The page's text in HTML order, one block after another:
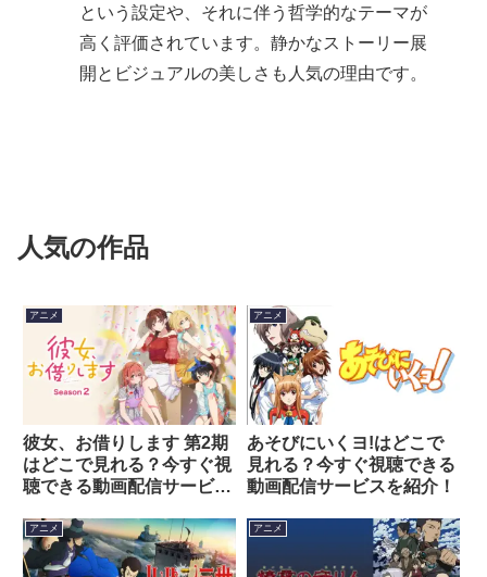
という設定や、それに伴う哲学的なテーマが
高く評価されています。静かなストーリー展
開とビジュアルの美しさも人気の理由です。
人気の作品
アニメ
彼女、お借りします 第2期
はどこで見れる？今すぐ視
聴できる動画配信サービス
アニメ
あそびにいくヨ!はどこで
見れる？今すぐ視聴できる
動画配信サービスを紹介！
アニメ アニメ